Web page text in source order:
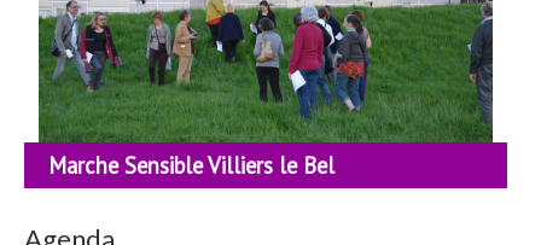
Marche Sensible Villiers le Bel
Agenda